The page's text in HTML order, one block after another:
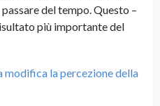
del tempo. Questo –
più importante del
modifica la percezione della